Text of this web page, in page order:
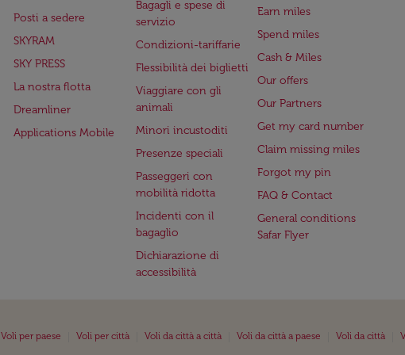
Posti a sedere
SKYRAM
SKY PRESS
La nostra flotta
Dreamliner
Applications Mobile
Bagagli e spese di
servizio
Condizioni-tariffarie
Flessibilità dei biglietti
Viaggiare con gli
animali
Minori incustoditi
Presenze speciali
Passeggeri con
mobilità ridotta
Incidenti con il
bagaglio
Dichiarazione di
accessibilità
Earn miles
Spend miles
Cash & Miles
Our offers
Our Partners
Get my card number
Claim missing miles
Forgot my pin
FAQ & Contact
General conditions
Safar Flyer
Voli per paese Voli per città Voli da città a città Voli da città a paese Voli da città